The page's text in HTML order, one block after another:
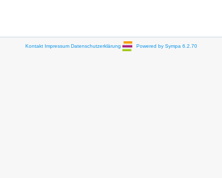
Kontakt Impressum Datenschutzerklärung Powered by Sympa 6.2.70